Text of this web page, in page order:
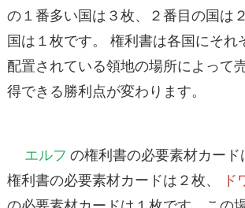
の１番多い国は３枚、２番目の国は
国は１枚です。 権利書は各国にそれ
配置されている領地の場所によって
得できる勝利点が変わります。
エルフ の権利書の必要素材カー
権利書の必要素材カードは２枚、
ド